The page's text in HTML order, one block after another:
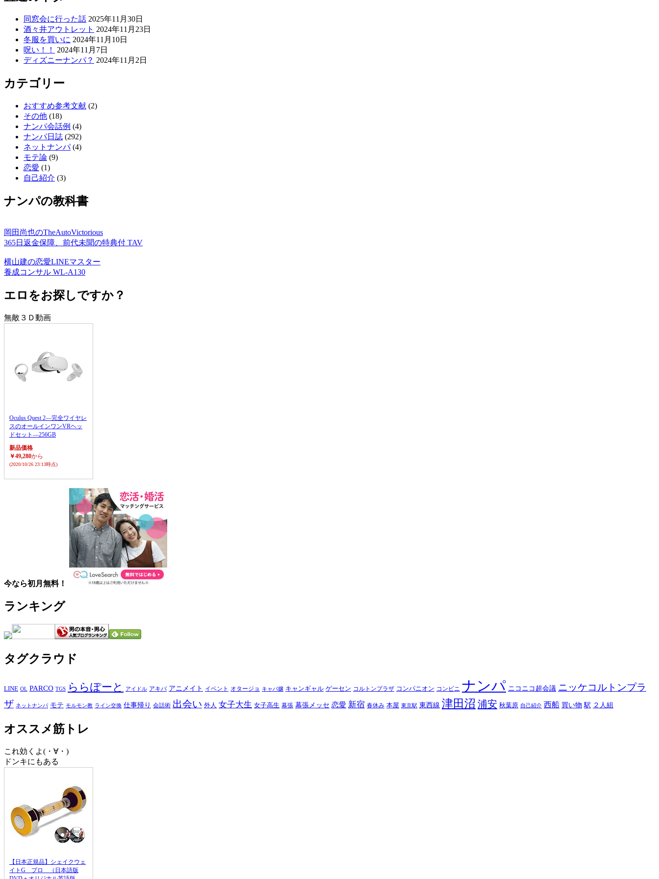
同窓会に行った話 2025年11月30日
酒々井アウトレット 2024年11月23日
冬服を買いに 2024年11月10日
呪い！！
2024年11月7日
ディズニーナンパ？ 2024年11月2日
カテゴリー
おすすめ参考文献 (2)
その他 (18)
ナンパ会話例 (4)
ナンパ日誌 (292)
ネットナンパ(4)
モテ論 (9)
恋愛 (1)
自己紹介 (3)
ナンパの教科書
岡田尚也のTheAutoVictorious
365日返金保障、前代未聞の特典付 TAV
横山建の恋愛LINEマスター
養成コンサル WL-A130
エロをお探しですか？
無敵３Ｄ動画
Oculus Quest 2―完全ワイヤレ
スのオールインワンVRヘッ
ドセット―256GB
新品価格
￥49,280から
(2020/10/26 23:13時点)
今なら初月無料！
ランキング
タグクラウド
LINE OL PARCO TGS ららぽーと アイドル アキバ アニメイト イベント オタージョ キャバ嬢 キャンギャル ゲーセン コルトンプラザ コンパニオン コンビニ ナンパ ニコニコ超会議 ニッケコルトンプラ
ザ ネットナンパ モテ モルモン教 ライン交換 仕事帰り 会話術 出会い 外人 女子大生 女子高生 幕張 幕張メッセ 恋愛 新宿 春休み 本屋 東京駅 東西線 津田沼 浦安 秋葉原 自己紹介 西船 買い物 駅 ２人組
オススメ筋トレ
これ効くよ(・∀・)
ドンキにもある
【日本正規品】シェイクウェ
イトG プロ （日本語版